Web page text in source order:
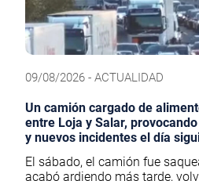
09/08/2026 - ACTUALIDAD
Un camión cargado de
entre Loja y Salar,
y nuevos incidentes el día
El sábado, el camión fue
acabó ardiendo más tarde,